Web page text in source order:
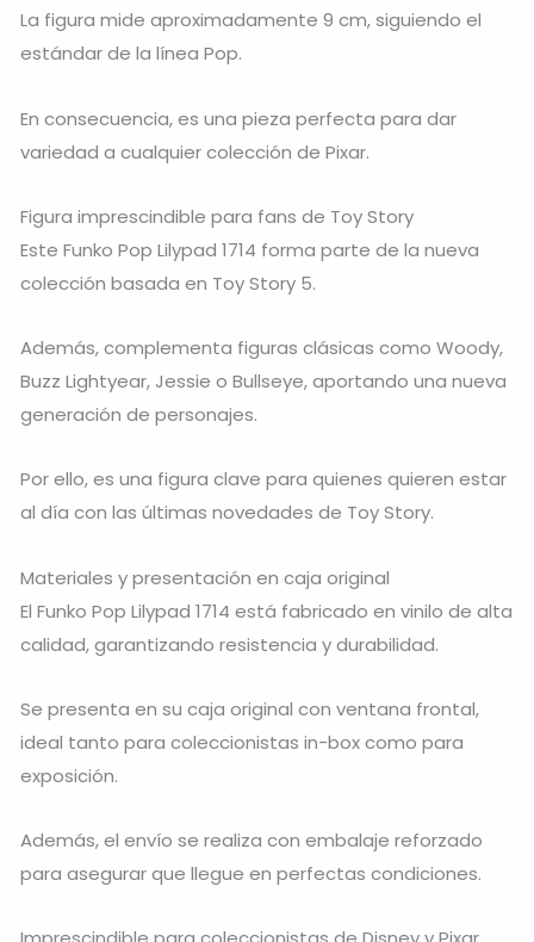
La figura mide aproximadamente 9 cm, siguiendo el
estándar de la línea Pop.
En consecuencia, es una pieza perfecta para dar
variedad a cualquier colección de Pixar.
Figura imprescindible para fans de Toy Story
Este Funko Pop Lilypad 1714 forma parte de la nueva
colección basada en Toy Story 5.
Además, complementa figuras clásicas como Woody,
Buzz Lightyear, Jessie o Bullseye, aportando una nueva
generación de personajes.
Por ello, es una figura clave para quienes quieren estar
al día con las últimas novedades de Toy Story.
Materiales y presentación en caja original
El Funko Pop Lilypad 1714 está fabricado en vinilo de alta
calidad, garantizando resistencia y durabilidad.
Se presenta en su caja original con ventana frontal,
ideal tanto para coleccionistas in-box como para
exposición.
Además, el envío se realiza con embalaje reforzado
para asegurar que llegue en perfectas condiciones.